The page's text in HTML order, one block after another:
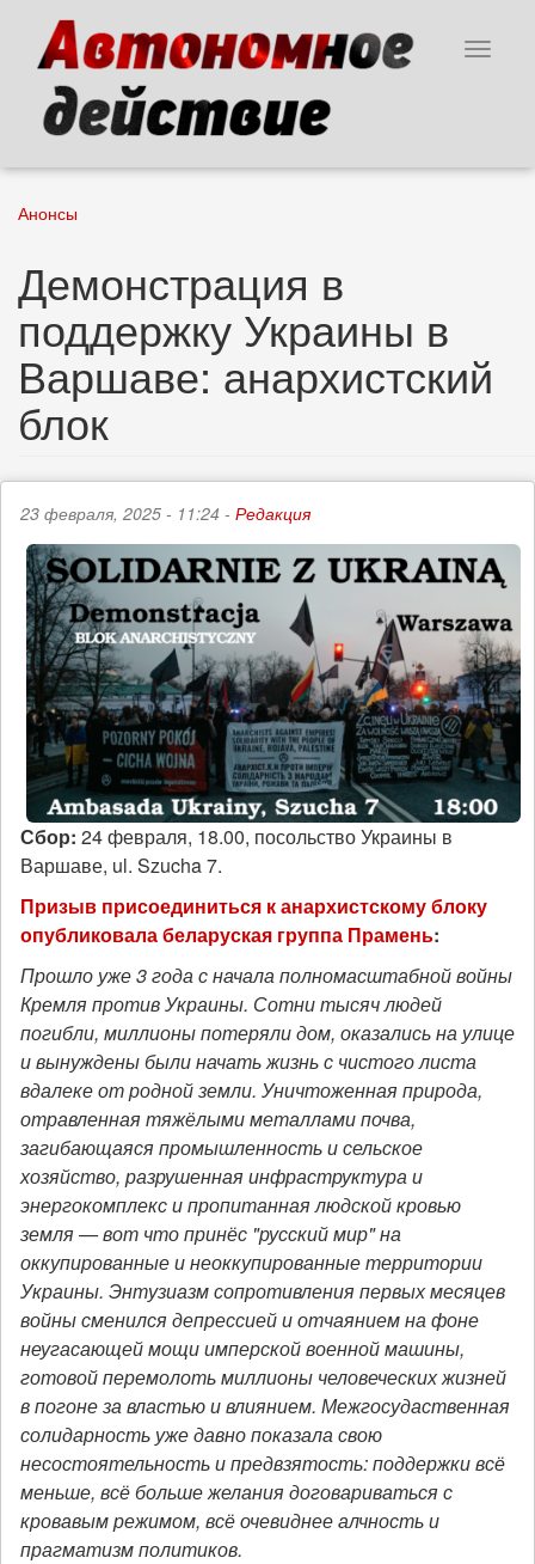
основному
содержанию
Toggle
Анонсы
Демонстрация в
поддержку Украины в
Варшаве: анархистский
блок
23 февраля, 2025 - 11:24 - Редакция
Сбор: 24 февраля, 18.00, посольство Украины в
Варшаве, ul. Szucha 7.
Призыв присоединиться к анархистскому блоку
опубликовала беларуская группа Прамень:
Прошло уже 3 года с начала полномасштабной войны
Кремля против Украины. Сотни тысяч людей
погибли, миллионы потеряли дом, оказались на улице
и вынуждены были начать жизнь с чистого листа
вдалеке от родной земли. Уничтоженная природа,
отравленная тяжёлыми металлами почва,
загибающаяся промышленность и сельское
хозяйство, разрушенная инфраструктура и
энергокомплекс и пропитанная людской кровью
земля — вот что принёс "русский мир" на
оккупированные и неоккупированные территории
Украины. Энтузиазм сопротивления первых месяцев
войны сменился депрессией и отчаянием на фоне
неугасающей мощи имперской военной машины,
готовой перемолоть миллионы человеческих жизней
в погоне за властью и влиянием. Межгосудаственная
солидарность уже давно показала свою
несостоятельность и предвзятость: поддержки всё
меньше, всё больше желания договариваться с
кровавым режимом, всё очевиднее алчность и
прагматизм политиков.